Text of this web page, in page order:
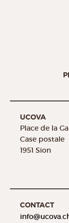
UCOVA
Place de la
Case postale
1951 Sion
CONTACT
info@